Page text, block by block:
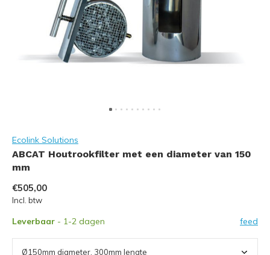
Ecolink Solutions
ABCAT Houtrookfilter met een diameter van 150
mm
€505,00
Incl. btw
Leverbaar - 1-2 dagen feed